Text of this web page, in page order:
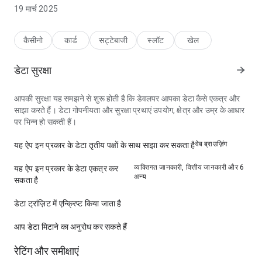
19 मार्च 2025
कैसीनो कार्ड सट्टेबाजी स्लॉट खेल
डेटा सुरक्षा
आपकी सुरक्षा यह समझने से शुरू होती है कि डेवलपर आपका डेटा कैसे एकत्र और
साझा करते हैं। डेटा गोपनीयता और सुरक्षा प्रथाएं उपयोग, क्षेत्र और उम्र के आधार
पर भिन्न हो सकती हैं।
यह ऐप इन प्रकार के डेटा तृतीय पक्षों के साथ साझा कर सकता हैवेब ब्राउज़िंग
यह ऐप इन प्रकार के डेटा एकत्र कर
सकता है
व्यक्तिगत जानकारी, वित्तीय जानकारी और 6
अन्य
डेटा ट्रांज़िट में एन्क्रिप्ट किया जाता है
आप डेटा मिटाने का अनुरोध कर सकते हैं
रेटिंग और समीक्षाएं